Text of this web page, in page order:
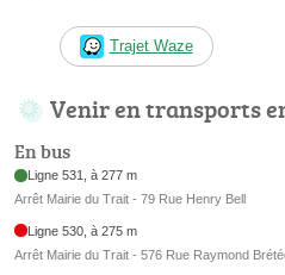
Trajet Waze
Venir en transports
En bus
Ligne 531, à 277 m
Arrêt Mairie du Trait - 79 Rue Henry Bell
Ligne 530, à 275 m
Arrêt Mairie du Trait - 576 Rue Raymond